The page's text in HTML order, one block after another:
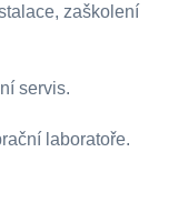
zaškolení
servis.
laboratoře.